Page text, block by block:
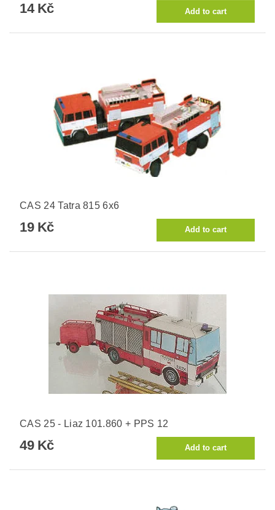
14 Kč
CAS 24 Tatra 815 6x6
19 Kč
CAS 25 - Liaz 101.860 + PPS 12
49 Kč